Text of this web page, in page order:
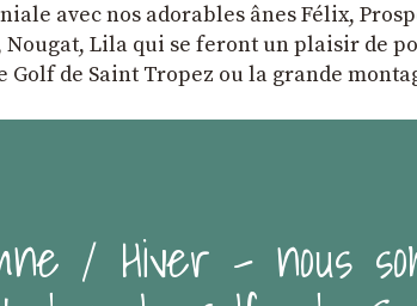
avec nos adorables ânes Félix,
Lila qui se feront un plaisir de
Golf de Saint Tropez ou la grande
/ Hiver - nous